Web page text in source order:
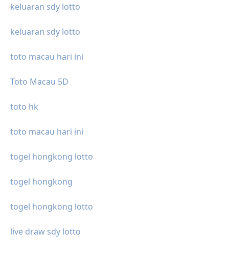
keluaran sdy lotto
keluaran sdy lotto
toto macau hari ini
Toto Macau 5D
toto hk
toto macau hari ini
togel hongkong lotto
togel hongkong
togel hongkong lotto
live draw sdy lotto